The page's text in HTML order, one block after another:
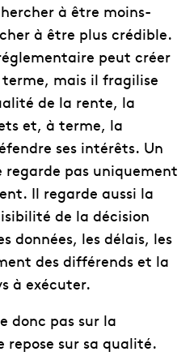
à être moins-
à être plus crédible.
peut créer
mais il fragilise
de la rente, la
et, à terme, la
ses intérêts. Un
regarde pas uniquement
Il regarde aussi la
de la décision
données, les délais, les
des différends et la
à exécuter.
donc pas sur la
repose sur sa qualité.